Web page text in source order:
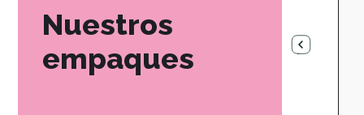
Nuestros
empaques